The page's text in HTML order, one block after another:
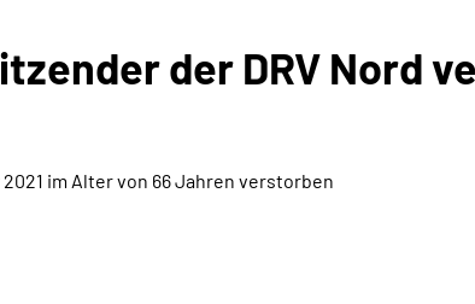
der DRV Nord
im Alter von 66 Jahren verstorben